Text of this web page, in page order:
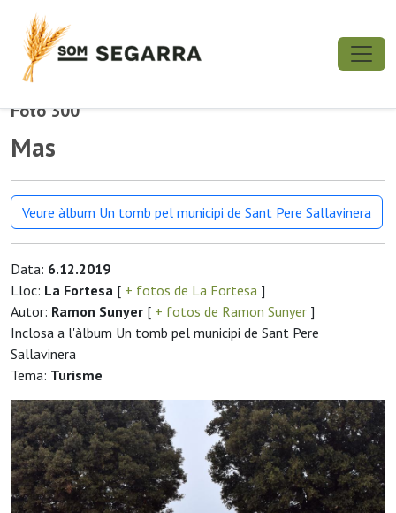
Foto 300
Mas
Veure àlbum Un tomb pel municipi de Sant Pere Sallavinera
Data: 6.12.2019
Lloc: La Fortesa [ + fotos de La Fortesa ]
Autor: Ramon Sunyer [ + fotos de Ramon Sunyer ]
Inclosa a l'àlbum Un tomb pel municipi de Sant Pere
Sallavinera
Tema: Turisme